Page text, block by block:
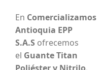
En Comercializamos
Antioquia EPP
S.A.S ofrecemos
el Guante Titan
Poliéster y Nitrilo,